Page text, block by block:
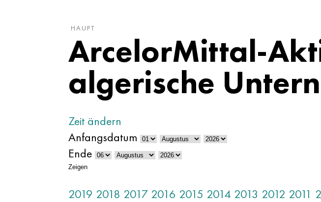
HAUPT
ArcelorMittal-
algerische
Zeit ändern
Anfangsdatum
Ende
Zeigen
2019 2018 2017 2016 2015 2014 2013 2012 2011